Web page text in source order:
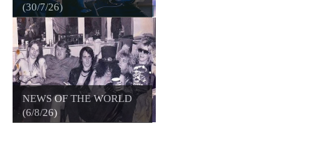
(30/7/26)
NEWS OF THE WORLD
(6/8/26)